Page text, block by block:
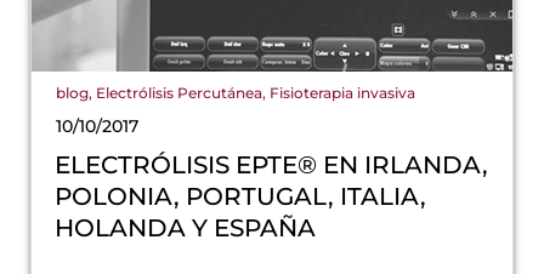
blog, Electrólisis Percutánea, Fisioterapia invasiva
10/10/2017
ELECTRÓLISIS EPTE® EN IRLANDA,
POLONIA, PORTUGAL, ITALIA,
HOLANDA Y ESPAÑA